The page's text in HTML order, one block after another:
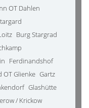
OT Dahlen
Burg Stargrad
Ferdinandshof
OT Glienke Gartz
Glashütte
/ Krickow